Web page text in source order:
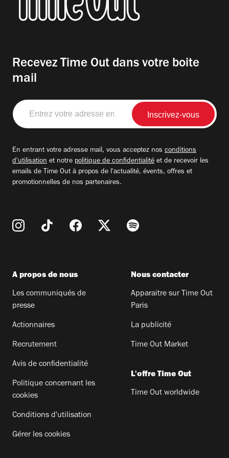
Recevez Time Out dans votre boite
mail
Entrez
votre
adresse
En entrant votre adresse mail, vous acceptez nos conditions
d'utilisation et notre politique de confidentialité et de recevoir les
emails de Time Out à propos de l'actualité, évents, offres et
promotionnelles de nos partenaires.
A propos de nous
Les communiqués de
presse
Actionnaires
Recrutement
Avis de confidentialité
Politique concernant les
cookies
Conditions d'utilisation
Gérer les cookies
Nous contacter
Apparaitre sur Time Out
Paris
La publicité
Time Out Market
L'offre Time Out
Time Out worldwide